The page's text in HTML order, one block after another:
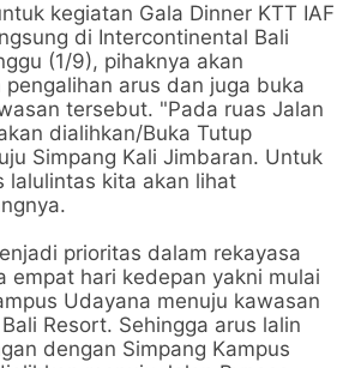
kegiatan Gala Dinner KTT IAF
di Intercontinental Bali
(1/9), pihaknya akan
arus dan juga buka
tersebut. "Pada ruas Jalan
dialihkan/Buka Tutup
Simpang Kali Jimbaran. Untuk
lalulintas kita akan lihat
prioritas dalam rekayasa
empat hari kedepan yakni mulai
Udayana menuju kawasan
Resort. Sehingga arus lalin
dengan Simpang Kampus